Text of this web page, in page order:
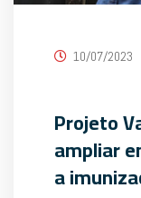
10/07/2023
Projeto
ampliar
a